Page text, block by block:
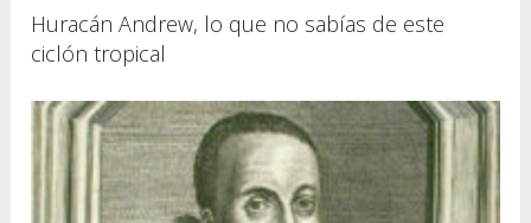
Huracán Andrew, lo que no sabías de este
ciclón tropical